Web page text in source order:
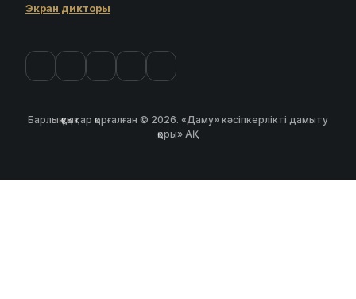
Экран дикторы
Барлық құқықтар қорғалған © 2026. «Даму» кәсіпкерлікті дамыту
қоры» АҚ